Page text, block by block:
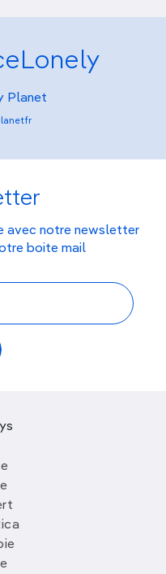
Planet
avec notre newsletter
boite mail